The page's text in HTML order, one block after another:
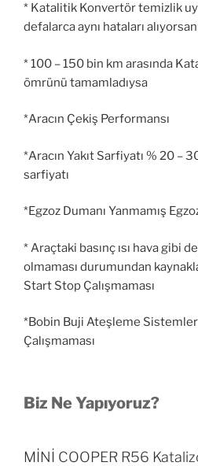
* Katalitik Konvertör temizlik
defalarca aynı hataları
* 100 – 150 bin km arasında
ömrünü tamamladıysa
*Aracın Çekiş Performansı
*Aracın Yakıt Sarfiyatı % 20 –
sarfiyatı
*Egzoz Dumanı Yanmamış
* Araçtaki basınç ısı hava gibi
olmaması durumundan
Start Stop Çalışmaması
*Bobin Buji Ateşleme
Çalışmaması
Biz Ne Yapıyoruz?
MİNİ COOPER R56